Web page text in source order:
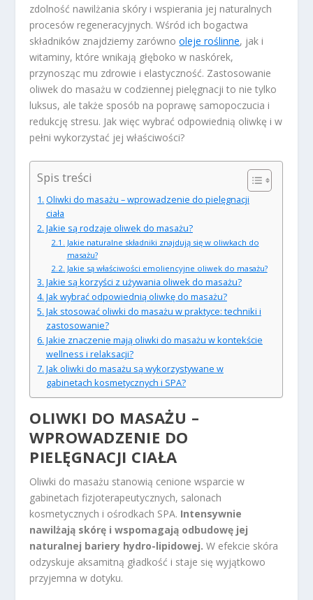
zdolność nawilżania skóry i wspierania jej naturalnych
procesów regeneracyjnych. Wśród ich bogactwa
składników znajdziemy zarównooleje roślinne, jak i
witaminy, które wnikają głęboko w naskórek,
przynosząc mu zdrowie i elastyczność. Zastosowanie
oliwek do masażu w codziennej pielęgnacji to nie tylko
luksus, ale także sposób na poprawę samopoczucia i
redukcję stresu. Jak więc wybrać odpowiednią oliwkę i w
pełni wykorzystać jej właściwości?
Spis treści
Oliwki do masażu – wprowadzenie do pielęgnacji
ciała
Jakie są rodzaje oliwek do masażu?
Jakie naturalne składniki znajdują się w oliwkach do
masażu?
Jakie są właściwości emoliencyjne oliwek do masażu?
Jakie są korzyści z używania oliwek do masażu?
Jak wybrać odpowiednią oliwkę do masażu?
Jak stosować oliwki do masażu w praktyce: techniki i
zastosowanie?
Jakie znaczenie mają oliwki do masażu w kontekście
wellness i relaksacji?
Jak oliwki do masażu są wykorzystywane w
gabinetach kosmetycznych i SPA?
OLIWKI DO MASAŻU –
WPROWADZENIE DO
PIELĘGNACJI CIAŁA
Oliwki do masażu stanowią cenione wsparcie w
gabinetach fizjoterapeutycznych, salonach
kosmetycznych i ośrodkach SPA. Intensywnie
nawilżają skórę i wspomagają odbudowę jej
naturalnej bariery hydro-lipidowej. W efekcie skóra
odzyskuje aksamitną gładkość i staje się wyjątkowo
przyjemna w dotyku.